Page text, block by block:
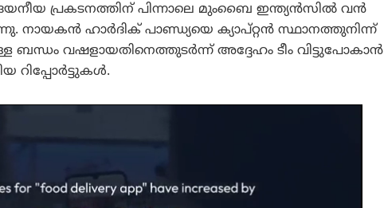
പ്രകടനത്തിന് പിന്നാലെ മുംബൈ ഇന്ത്യൻസിൽ വൻ
നായകൻ ഹാർദിക് പാണ്ഡ്യയെ ക്യാപ്റ്റൻ സ്ഥാനത്തുനിന്ന്
ബന്ധം വഷളായതിനെത്തുടർന്ന് അദ്ദേഹം ടീം വിട്ടുപോകാൻ